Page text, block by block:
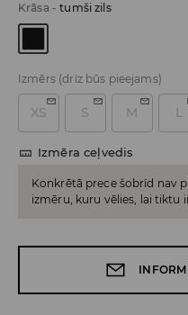
Krāsa -tumši zils
Izmērs (drīz būs pieejams)
XS S M L
Izmēra ceļvedis
Konkrētā prece šobrīd nav
izmēru, kuru vēlies, lai tiktu